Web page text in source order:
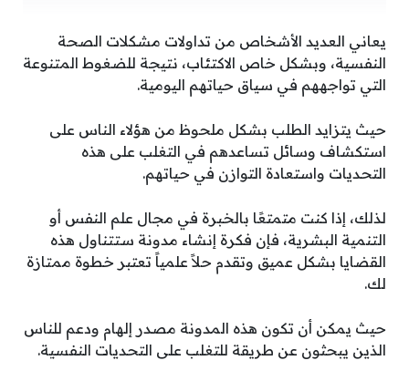
يعاني العديد الأشخاص من تداولات مشكلات الصحة
النفسية، وبشكل خاص الاكتئاب، نتيجة للضغوط المتنوعة
التي تواجههم في سياق حياتهم اليومية.
حيث يتزايد الطلب بشكل ملحوظ من هؤلاء الناس على
استكشاف وسائل تساعدهم في التغلب على هذه
التحديات واستعادة التوازن في حياتهم.
لذلك، إذا كنت متمتعًا بالخبرة في مجال علم النفس أو
التنمية البشرية، فإن فكرة إنشاء مدونة ستتناول هذه
القضايا بشكل عميق وتقدم حلاً علمياً تعتبر خطوة ممتازة
لك.
حيث يمكن أن تكون هذه المدونة مصدر إلهام ودعم للناس
الذين يبحثون عن طريقة للتغلب على التحديات النفسية.